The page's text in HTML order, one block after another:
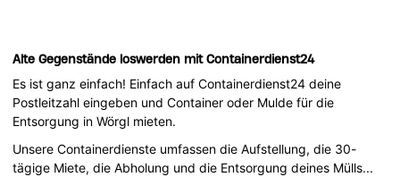
Alte Gegenstände loswerden mit Containerdienst24
Es ist ganz einfach! Einfach auf Containerdienst24 deine
Postleitzahl eingeben und Container oder Mulde für die
Entsorgung in Wörgl mieten.
Unsere Containerdienste umfassen die Aufstellung, die 30-
tägige Miete, die Abholung und die Entsorgung deines Mülls...